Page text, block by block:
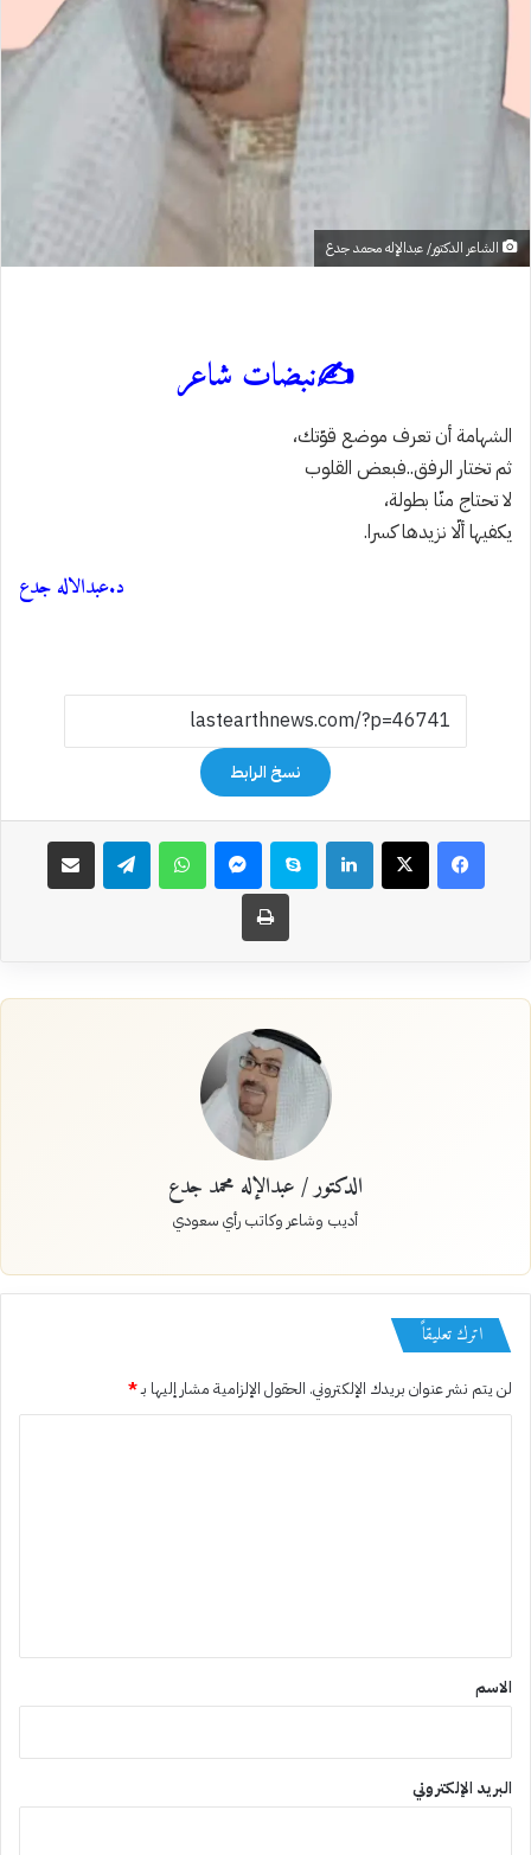
الشاعر الدكتور/ عبدالإله محمد جدع
✍️نبضات شاعر
الشهامة أن تعرف موضع قوّتك،
ثم تختار الرفق..فبعض القلوب
لا تحتاج منّا بطولة،
يكفيها ألّا نزيدها كسرا.
د.عبدالاله جدع
نسخ الرابط
فيسبوك‫X لينكدإن سكايب ماسنجر واتساب تيلقرام مشاركة عبر البريد
طباعة
الدكتور / عبدالإله محمد جدع
أديب وشاعر وكاتب رأي سعودي
اترك تعليقاً
لن يتم نشر عنوان بريدك الإلكتروني. الحقول الإلزامية مشار إليها بـ*
*
الاسم
البريد الإلكتروني